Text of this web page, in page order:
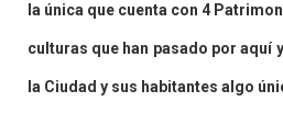
la única que cuenta con 4
culturas que han pasado por aquí
la Ciudad y sus habitantes algo